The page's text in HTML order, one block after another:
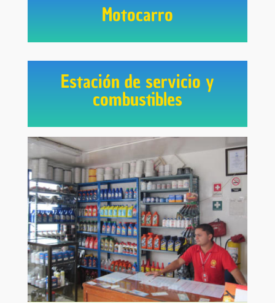
Motocarro
Estación de servicio y
combustibles